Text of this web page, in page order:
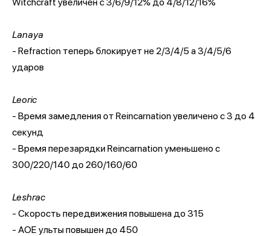
Lanaya
- Refraction теперь блокирует не 2/3/4/5 а 3/4/5/6
ударов
Leoric
- Время замедления от Reincarnation увеличено с 3 до 4
секунд
- Время перезарядки Reincarnation уменьшено с
300/220/140 до 260/160/60
Leshrac
- Скорость передвижения повышена до 315
- АОЕ ульты повышен до 450